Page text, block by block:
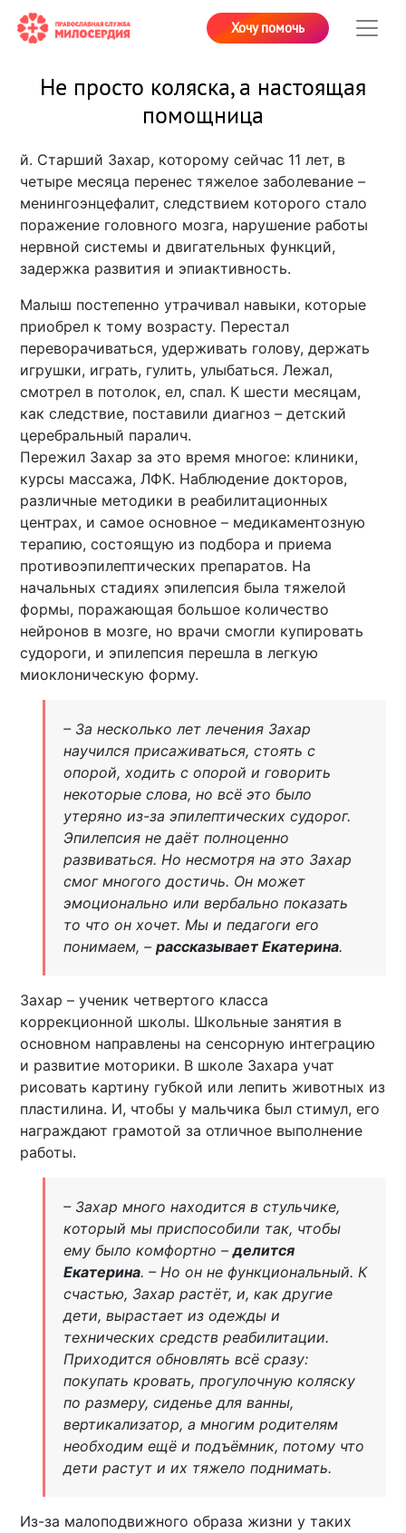
Хочу помочь
Не просто коляска, а настоящая
помощница
й. Старший Захар, которому сейчас 11 лет, в
четыре месяца перенес тяжелое заболевание –
менингоэнцефалит, следствием которого стало
поражение головного мозга, нарушение работы
нервной системы и двигательных функций,
задержка развития и эпиактивность.
Малыш постепенно утрачивал навыки, которые
приобрел к тому возрасту. Перестал
переворачиваться, удерживать голову, держать
игрушки, играть, гулить, улыбаться. Лежал,
смотрел в потолок, ел, спал. К шести месяцам,
как следствие, поставили диагноз – детский
церебральный паралич.
Пережил Захар за это время многое: клиники,
курсы массажа, ЛФК. Наблюдение докторов,
различные методики в реабилитационных
центрах, и самое основное – медикаментозную
терапию, состоящую из подбора и приема
противоэпилептических препаратов. На
начальных стадиях эпилепсия была тяжелой
формы, поражающая большое количество
нейронов в мозге, но врачи смогли купировать
судороги, и эпилепсия перешла в легкую
миоклоническую форму.
– За несколько лет лечения Захар
научился присаживаться, стоять с
опорой, ходить с опорой и говорить
некоторые слова, но всё это было
утеряно из-за эпилептических судорог.
Эпилепсия не даёт полноценно
развиваться. Но несмотря на это Захар
смог многого достичь. Он может
эмоционально или вербально показать
то что он хочет. Мы и педагоги его
понимаем, – рассказывает Екатерина.
Захар – ученик четвертого класса
коррекционной школы. Школьные занятия в
основном направлены на сенсорную интеграцию
и развитие моторики. В школе Захара учат
рисовать картину губкой или лепить животных из
пластилина. И, чтобы у мальчика был стимул, его
награждают грамотой за отличное выполнение
работы.
– Захар много находится в стульчике,
который мы приспособили так, чтобы
ему было комфортно –делится
Екатерина. – Но он не функциональный. К
счастью, Захар растёт, и, как другие
дети, вырастает из одежды и
технических средств реабилитации.
Приходится обновлять всё сразу:
покупать кровать, прогулочную коляску
по размеру, сиденье для ванны,
вертикализатор, а многим родителям
необходим ещё и подъёмник, потому что
дети растут и их тяжело поднимать.
Из-за малоподвижного образа жизни у таких